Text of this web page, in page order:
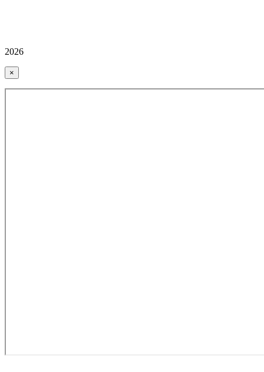
2026
×